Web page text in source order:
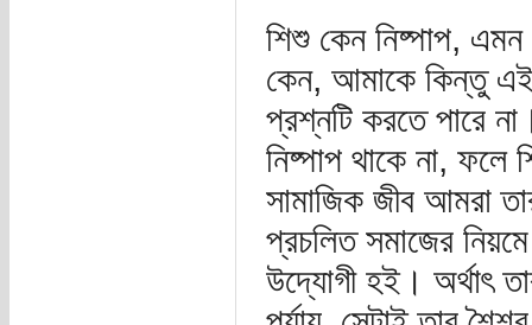
শিশু কেন নিষ্পাপ,
কেন, আমাকে কিন্তু
প্রশ্নটি করতে পারে
নিষ্পাপ থাকে না,
সামাজিক জীব আমরা
প্রচলিত সমাজের
উদ্যোগী হই। অর্থাৎ